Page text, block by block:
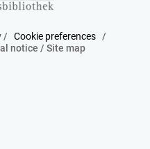
/ Cookie preferences /
notice / Site map